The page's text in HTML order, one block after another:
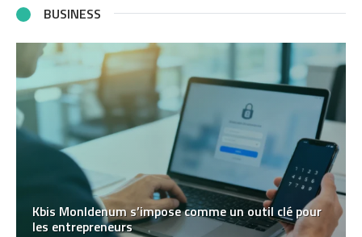
BUSINESS
Kbis MonIdenum s’impose comme un outil clé pour
les entrepreneurs